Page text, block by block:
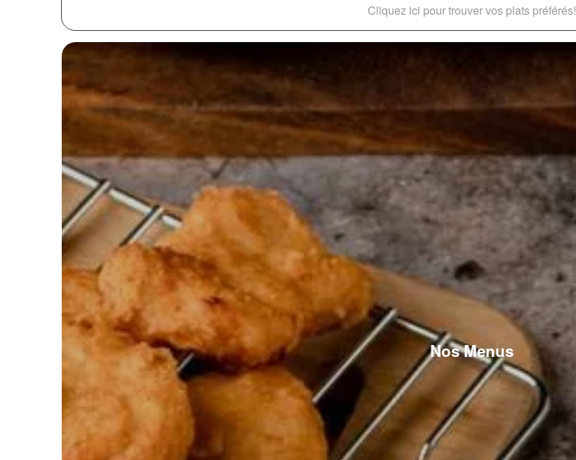
Cliquez ici pour trouver vos plats préférés!
Nos Menus